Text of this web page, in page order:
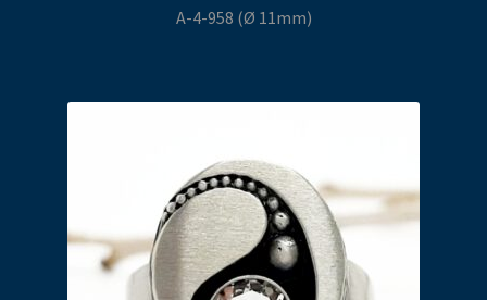
A-4-958 (Ø 11mm)